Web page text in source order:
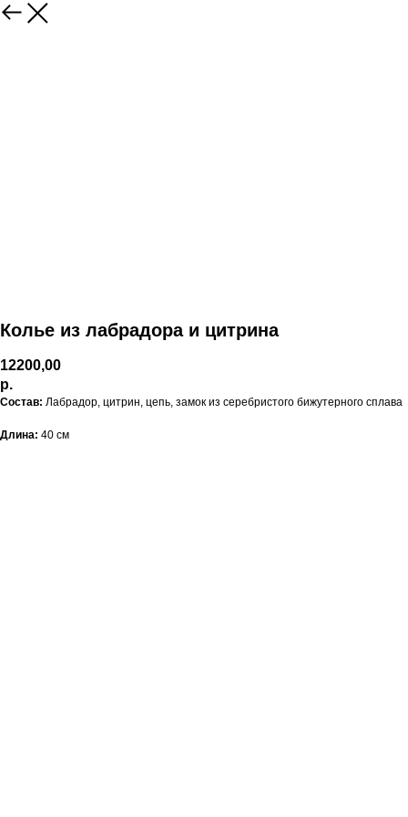
Колье из лабрадора и цитрина
12200,00
р.
Состав: Лабрадор, цитрин, цепь, замок из серебристого бижутерного сплава
Длина: 40 см